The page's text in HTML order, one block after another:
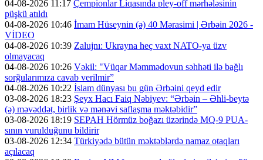
04-08-2026 11:17 Çempionlar Liqasında pley-off mərhələsinin
püşkü atıldı
04-08-2026 10:46 İmam Hüseynin (ə) 40 Mərasimi | Ərbəin 2026 -
VİDEO
04-08-2026 10:39 Zalujnı: Ukrayna heç vaxt NATO-ya üzv
olmayacaq
04-08-2026 10:26 Vəkil: "Vüqar Məmmədovun səhhəti ilə bağlı
sorğularımıza cavab verilmir”
04-08-2026 10:22 İslam dünyası bu gün Ərbəini qeyd edir
03-08-2026 18:23 Şeyx Hacı Faiq Nəbiyev: “Ərbəin – Əhli-beytə
(ə) məvəddət, birlik və mənəvi saflaşma məktəbidir”
03-08-2026 18:19 SEPAH Hörmüz boğazı üzərində MQ-9 PUA-
sının vurulduğunu bildirir
03-08-2026 12:34 Türkiyədə bütün məktəblərdə namaz otaqları
açılacaq